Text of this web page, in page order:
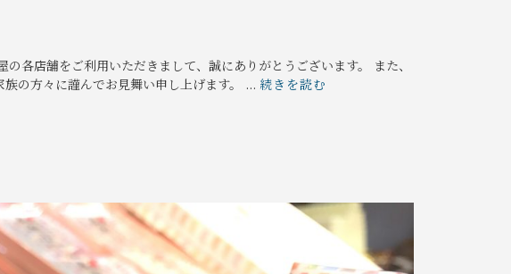
各店舗をご利用いただきまして、誠にありがとうございます。 また、
の方々に謹んでお見舞い申し上げます。 ... 続きを読む